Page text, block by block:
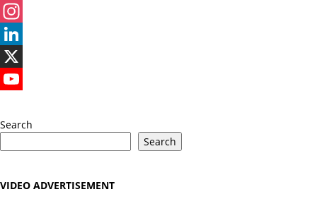
Facebook
Instagram
LinkedIn
X
Search
Search
VIDEO ADVERTISEMENT